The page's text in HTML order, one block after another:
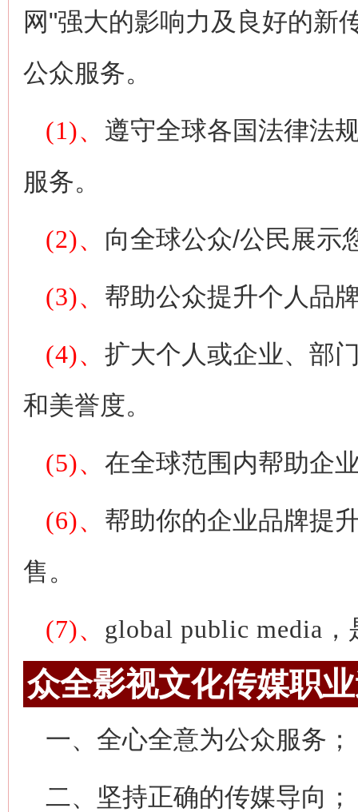
网"强大的影响力及良好的新
公众服务。
(1)、 遵守全球各国法律法
服务。
(2)、 向全球公众/公民展示
(3)、 帮助公众提升个人品
(4)、 扩大个人或企业、部
和美誉度。
(5)、 在全球范围内帮助企
(6)、 帮助你的企业品牌提
售。
(7)、 global public media
众全影视文化传媒职
一、全心全意为公众服务；
二、坚持正确的传媒导向；